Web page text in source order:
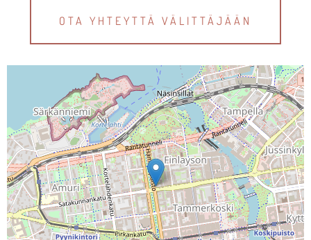
OTA YHTEYTTÄ VÄLITTÄJÄÄN